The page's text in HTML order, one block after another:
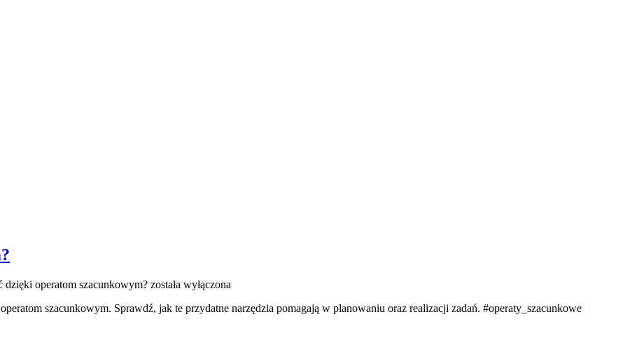
dzięki operatom szacunkowym? została wyłączona
szacunkowym. Sprawdź, jak te przydatne narzędzia pomagają w planowaniu oraz realizacji zadań. #operaty_szacunkowe